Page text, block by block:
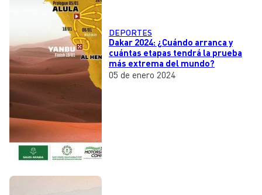
DEPORTES
Dakar 2024: ¿Cuándo arranca y
cuántas etapas tendrá la prueba
más extrema del mundo?
05 de enero 2024